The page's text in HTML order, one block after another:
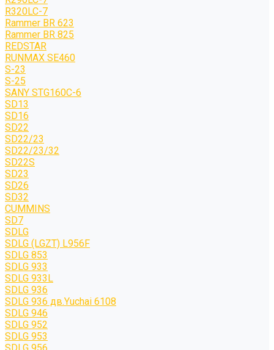
R320LC-7
Rammer BR 623
Rammer BR 825
REDSTAR
RUNMAX SE460
S-23
S-25
SANY STG160C-6
SD13
SD16
SD22
SD22/23
SD22/23/32
SD22S
SD23
SD26
SD32
CUMMINS
SD7
SDLG
SDLG (LGZT) L956F
SDLG 853
SDLG 933
SDLG 933L
SDLG 936
SDLG 936 дв.Yuchai 6108
SDLG 946
SDLG 952
SDLG 953